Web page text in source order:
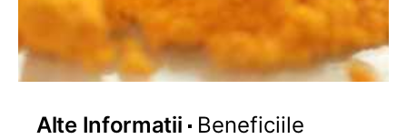
Alte Informatii
Beneficiile